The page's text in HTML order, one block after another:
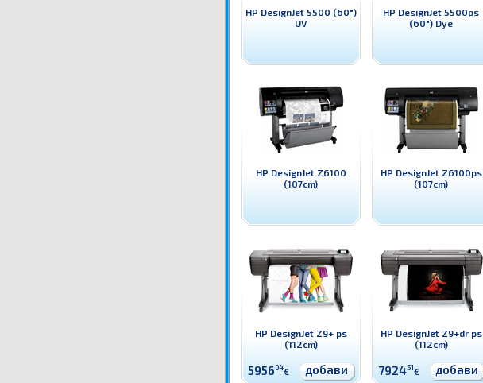
HP DesignJet 5500 (60")
UV
HP DesignJet 5500ps
(60") Dye
HP DesignJet Z6100
(107cm)
HP DesignJet Z6100ps
(107cm)
HP DesignJet Z9+ ps
(112cm)
595604€ добави
HP DesignJet Z9+dr ps
(112cm)
792451€ добави